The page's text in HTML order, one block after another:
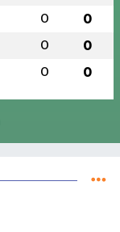
0 0
0 0
0 0